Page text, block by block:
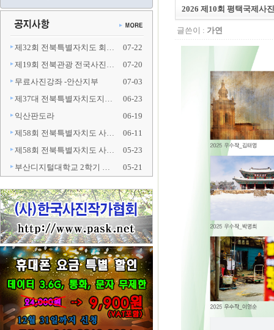
제32회 전북특별자치도 회…
07-22
제19회 전북관광 전국사진…
07-20
무료사진강좌 -안산지부
07-03
제37대 전북특별자치도지…
06-23
익산판도라
06-19
제58회 전북특별자치도 사…
06-11
제58회 전북특별자치도 사…
05-23
부산디지털대학교 2학기 …
05-21
2026 제10회 평택국제사
글쓴이 : 가연